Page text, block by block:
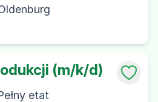
(m/k/d)
etat